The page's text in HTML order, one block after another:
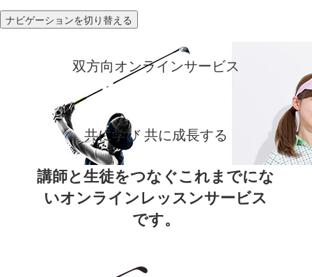
ナビゲーションを切り替える
双方向オンラインサービス
共に学び 共に成長する
講師と生徒をつなぐこれまでにな
いオンラインレッスンサービス
です。